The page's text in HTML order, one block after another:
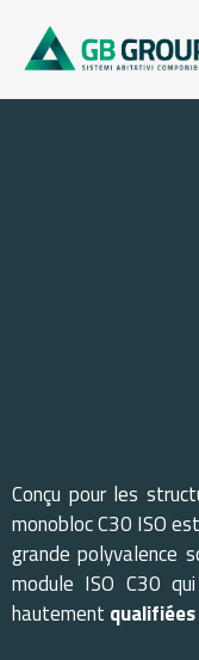
Conçu pour les
monobloc C30 ISO
grande polyvalence
module ISO C30
hautement qualifiées